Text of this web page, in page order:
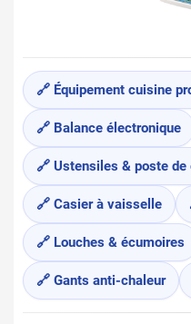
🔗 Équipement cuisine
🔗 Balance électronique
🔗 Ustensiles & poste de
🔗 Casier à vaisselle
🔗 Louches & écumoires
🔗 Gants anti-chaleur